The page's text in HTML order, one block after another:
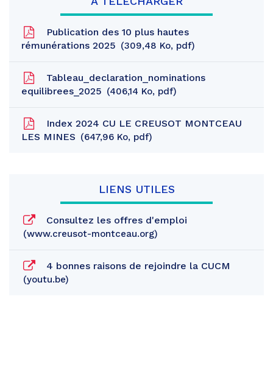
Publication des 10 plus hautes
rémunérations 2025
309,48 Ko, pdf
Tableau_declaration_nominations
equilibrees_2025
406,14 Ko, pdf
Index 2024 CU LE CREUSOT MONTCEAU
LES MINES
647,96 Ko, pdf
LIENS UTILES
Consultez les offres d'emploi
www.creusot-montceau.org
4 bonnes raisons de rejoindre la CUCM
youtu.be